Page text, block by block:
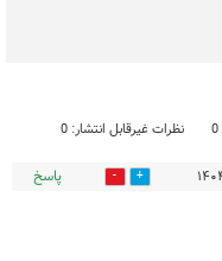
نظرات غیرقابل انتشار: 0
0 پاسخ